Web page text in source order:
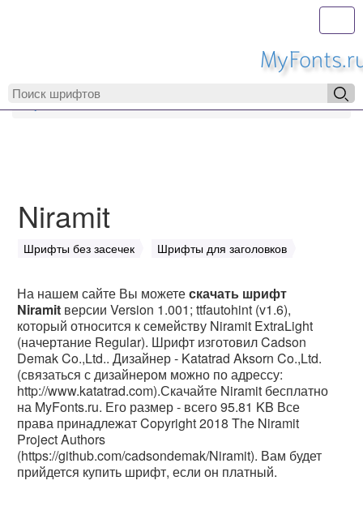
MyFonts.ru
Niramit
Шрифты без засечек Шрифты для заголовков
На нашем сайте Вы можетескачать шрифт
Niramit версии Version 1.001; ttfautohint (v1.6),
который относится к семейству Niramit ExtraLight
(начертание Regular). Шрифт изготовил Cadson
Demak Co.,Ltd.. Дизайнер - Katatrad Aksorn Co.,Ltd.
(связаться с дизайнером можно по адрессу:
http://www.katatrad.com).Скачайте Niramit бесплатно
на MyFonts.ru. Его размер - всего 95.81 KB Все
права принадлежат Copyright 2018 The Niramit
Project Authors
(https://github.com/cadsondemak/Niramit). Вам будет
прийдется купить шрифт, если он платный.